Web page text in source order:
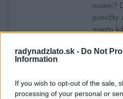
radynadzlato.sk - Do Not
Information
If you wish to opt-out of the sale,
processing of your personal or
nosení?
ponožky
miesto
teplý
hrubú
Read